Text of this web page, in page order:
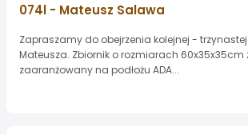
074l - Mateusz Salawa
Zapraszamy do obejrzenia kolejnej -
Mateusza. Zbiornik o rozmiarach 60x35x35cm
zaaranżowany na podłożu ADA...